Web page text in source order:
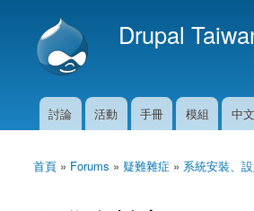
Drupal
主選單
討論 活動 手冊 模組 中
您在這裡
首頁 » Forums » 疑難雜症 » 系統安裝、